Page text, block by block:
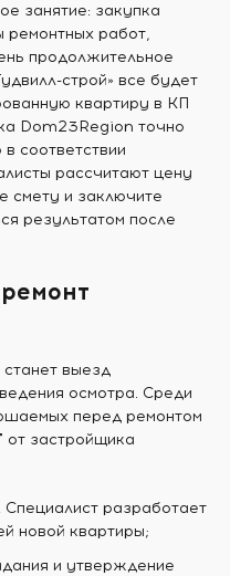
занятие: закупка
ремонтных работ,
продолжительное
строй» все будет
квартиру в КП
Dom23Region точно
соответствии
рассчитают цену
смету и заключите
результатом после
выезд
осмотра. Среди
перед ремонтом
от застройщика
разработает
новой квартиры;
и утверждение